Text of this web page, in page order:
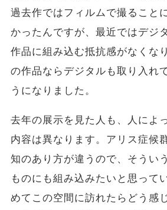
過去作ではフィルムで撮ること
かったんですが、最近ではデジ
作品に組み込む抵抗感がなくな
の作品ならデジタルも取り入れ
うになりました。
去年の展示を見た人も、人によ
内容は異なります。アリス症候
知のあり方が違うので、そうい
ものにも組み込みたいと思って
めてこの空間に訪れたらどう感